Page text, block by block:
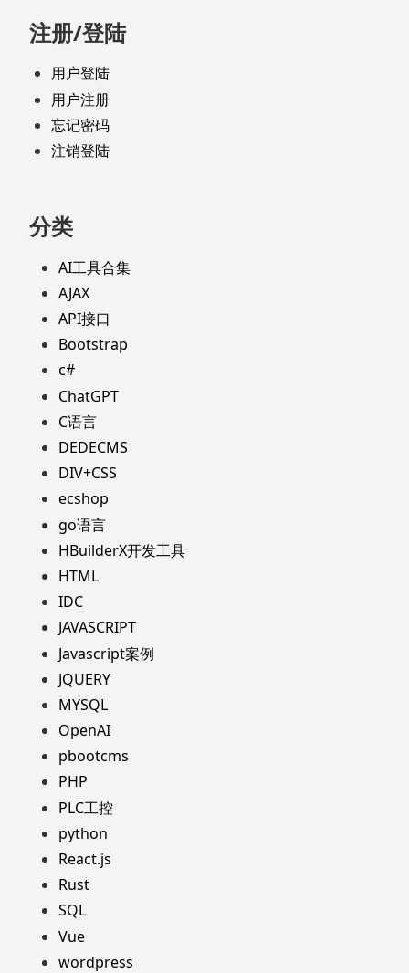
注册/登陆
用户登陆
用户注册
忘记密码
注销登陆
分类
AI工具合集
AJAX
API接口
Bootstrap
c#
ChatGPT
C语言
DEDECMS
DIV+CSS
ecshop
go语言
HBuilderX开发工具
HTML
IDC
JAVASCRIPT
Javascript案例
JQUERY
MYSQL
OpenAI
pbootcms
PHP
PLC工控
python
React.js
Rust
SQL
Vue
wordpress